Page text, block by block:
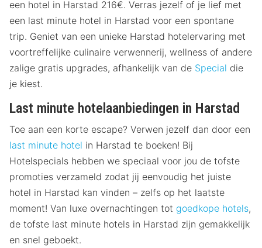
een hotel in Harstad 216€. Verras jezelf of je lief met
een last minute hotel in Harstad voor een spontane
trip. Geniet van een unieke Harstad hotelervaring met
voortreffelijke culinaire verwennerij, wellness of andere
zalige gratis upgrades, afhankelijk van de Special die
je kiest.
Last minute hotelaanbiedingen in Harstad
Toe aan een korte escape? Verwen jezelf dan door een
last minute hotel in Harstad te boeken! Bij
Hotelspecials hebben we speciaal voor jou de tofste
promoties verzameld zodat jij eenvoudig het juiste
hotel in Harstad kan vinden – zelfs op het laatste
moment! Van luxe overnachtingen tot goedkope hotels,
de tofste last minute hotels in Harstad zijn gemakkelijk
en snel geboekt.